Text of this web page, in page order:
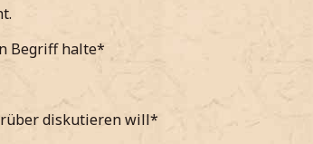
Begriff halte*
diskutieren will*